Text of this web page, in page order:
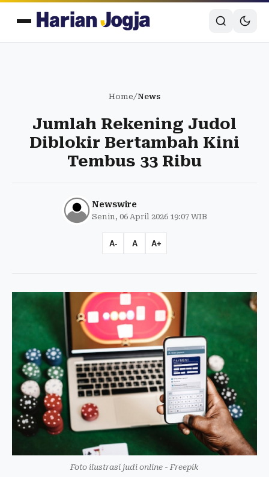
Home/News
Jumlah Rekening Judol
Diblokir Bertambah Kini
Tembus 33 Ribu
Newswire
Senin, 06 April 2026 19:07 WIB
A- A A+
Foto ilustrasi judi online - Freepik